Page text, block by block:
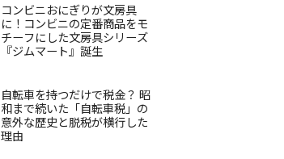
コンビニおにぎりが文房具
に！コンビニの定番商品をモ
チーフにした文房具シリーズ
『ジムマート』誕生
自転車を持つだけで税金？ 昭
和まで続いた「自転車税」の
意外な歴史と脱税が横行した
理由